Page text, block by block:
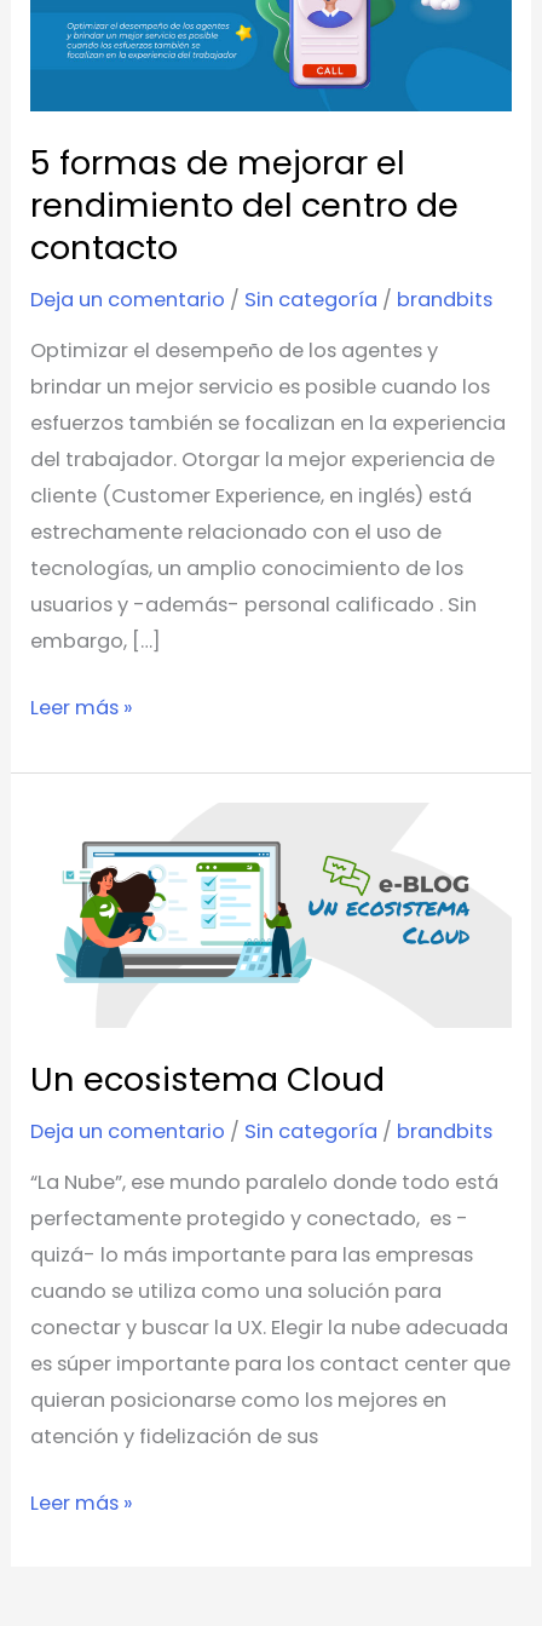
5 formas de mejorar el
rendimiento del centro de
contacto
Deja un comentario / Sin categoría / brandbits
Optimizar el desempeño de los agentes y
brindar un mejor servicio es posible cuando los
esfuerzos también se focalizan en la experiencia
del trabajador. Otorgar la mejor experiencia de
cliente (Customer Experience, en inglés) está
estrechamente relacionado con el uso de
tecnologías, un amplio conocimiento de los
usuarios y -además- personal calificado . Sin
embargo, […]
del
centro
de
contacto
Leer más »
Un ecosistema Cloud
Deja un comentario / Sin categoría / brandbits
“La Nube”, ese mundo paralelo donde todo está
perfectamente protegido y conectado, es -
quizá- lo más importante para las empresas
cuando se utiliza como una solución para
conectar y buscar la UX. Elegir la nube adecuada
es súper importante para los contact center que
quieran posicionarse como los mejores en
atención y fidelización de sus
ecosistema
Cloud
Leer más »